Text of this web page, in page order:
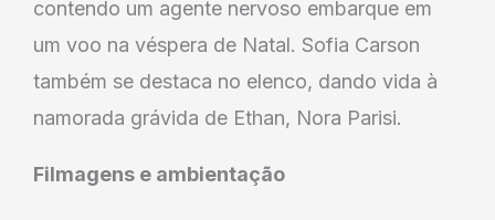
contendo um agente nervoso embarque em
um voo na véspera de Natal. Sofia Carson
também se destaca no elenco, dando vida à
namorada grávida de Ethan, Nora Parisi.
Filmagens e ambientação